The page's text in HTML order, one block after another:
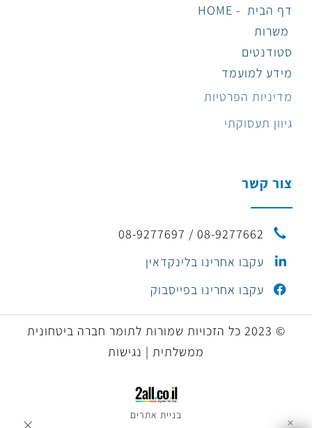
דף הבית - HOME
משרות
סטודנטים
מידע למועמד
מדיניות הפרטיות
גיוון תעסוקתי
צור קשר
08-9277662 / 08-9277697
עקבו אחרינו בלינקדאין
עקבו אחרינו בפייסבוק
© 2023 כל הזכויות שמורות לתומר חברה ביטחונית
ממשלתית | נגישות
בניית אתרים
✕